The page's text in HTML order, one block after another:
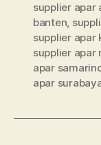
supplier apar
banten,
supplier apar
supplier apar
apar
apar